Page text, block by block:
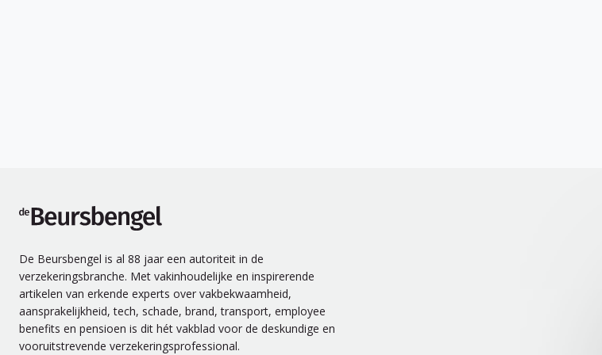
De Beursbengel is al 88 jaar een autoriteit in de
verzekeringsbranche. Met vakinhoudelijke en inspirerende
artikelen van erkende experts over vakbekwaamheid,
aansprakelijkheid, tech, schade, brand, transport, employee
benefits en pensioen is dit hét vakblad voor de deskundige en
vooruitstrevende verzekeringsprofessional.